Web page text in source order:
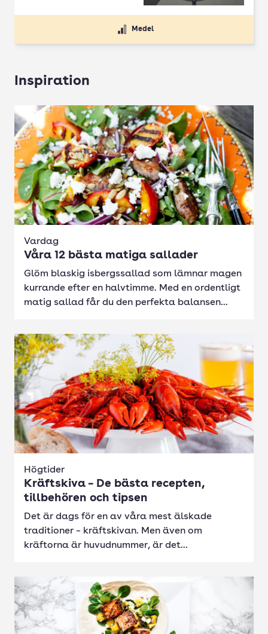
Medel
Inspiration
Vardag
Våra 12 bästa matiga sallader
Glöm blaskig isbergssallad som lämnar magen
kurrande efter en halvtimme. Med en ordentligt
matig sallad får du den perfekta balansen...
Högtider
Kräftskiva – De bästa recepten,
tillbehören och tipsen
Det är dags för en av våra mest älskade
traditioner – kräftskivan. Men även om
kräftorna är huvudnummer, är det...